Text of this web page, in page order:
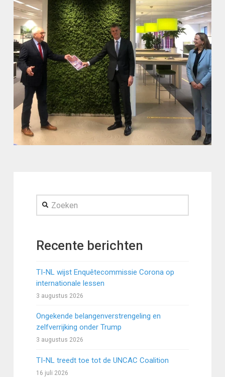
Zoeken
Recente berichten
TI-NL wijst Enquêtecommissie Corona op
internationale lessen
3 augustus 2026
Ongekende belangenverstrengeling en
zelfverrijking onder Trump
3 augustus 2026
TI-NL treedt toe tot de UNCAC Coalition
16 juli 2026